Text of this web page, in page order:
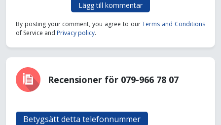
Lägg till kommentar
By posting your comment, you agree to ourTerms and Conditions
of Service and Privacy policy.
Recensioner för 079-966 78 07
Betygsätt detta telefonnummer